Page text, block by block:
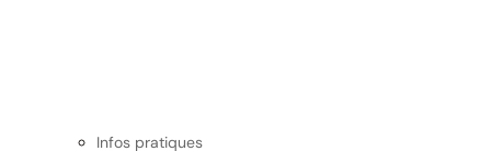
Infos pratiques